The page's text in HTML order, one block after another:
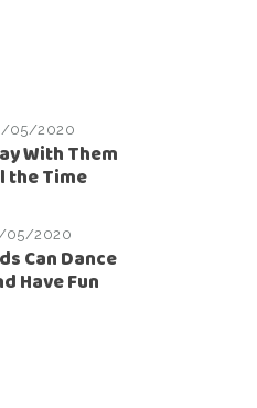
05/2020
With Them
the Time
05/2020
Can Dance
Have Fun